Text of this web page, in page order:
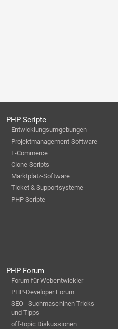
PHP Scripte
Entwicklungsumgebungen
Projektmanagement-Software
E-Commerce
Clone-Scripts
Marktplatz-Software
Ticket & Supportsysteme
PHP Scripte
PHP Forum
Forum für Webentwickler
PHP-Developer Forum
SEO - Suchmaschinen Tricks
und Tipps
off-topic Diskussionen